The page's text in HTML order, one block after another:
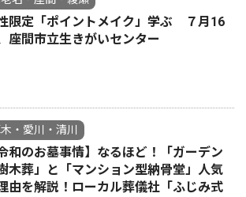
限定「ポイントメイク」学ぶ ７月16
座間市立生きがいセンター
・愛川・清川
令和のお墓事情】なるほど！「ガーデン
木葬」と「マンション型納骨堂」人気
由を解説！ローカル葬儀社「ふじみ式